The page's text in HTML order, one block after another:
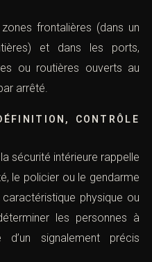
frontalières (dans un
et dans les ports,
ou routières ouverts au
arrêté.
CONTRÔLE
sécurité intérieure rappelle
le policier ou le gendarme
physique ou
les personnes à
signalement précis